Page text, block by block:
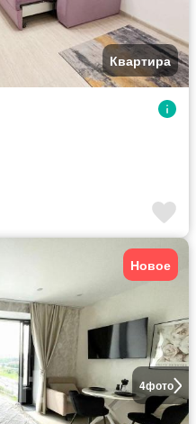
Квартира
4фото
Новое